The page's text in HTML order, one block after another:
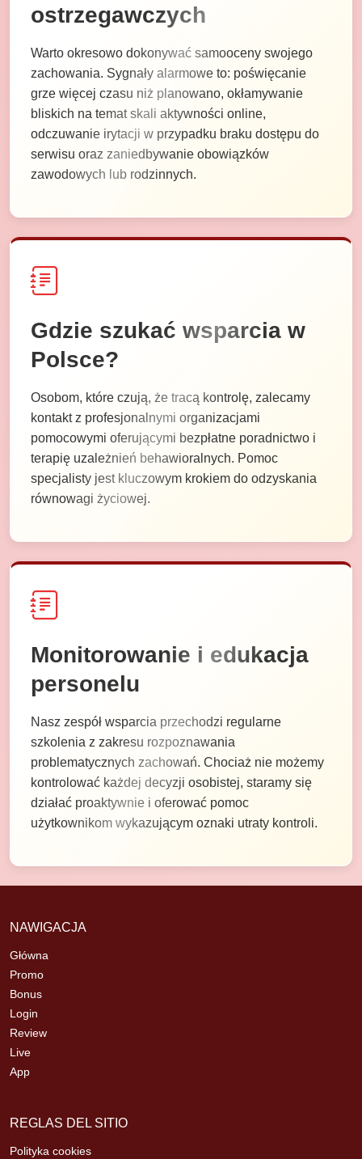
ostrzegawczych
Warto okresowo dokonywać samooceny swojego
zachowania. Sygnały alarmowe to: poświęcanie
grze więcej czasu niż planowano, okłamywanie
bliskich na temat skali aktywności online,
odczuwanie irytacji w przypadku braku dostępu do
serwisu oraz zaniedbywanie obowiązków
zawodowych lub rodzinnych.
Gdzie szukać wsparcia w
Polsce?
Osobom, które czują, że tracą kontrolę, zalecamy
kontakt z profesjonalnymi organizacjami
pomocowymi oferującymi bezpłatne poradnictwo i
terapię uzależnień behawioralnych. Pomoc
specjalisty jest kluczowym krokiem do odzyskania
równowagi życiowej.
Monitorowanie i edukacja
personelu
Nasz zespół wsparcia przechodzi regularne
szkolenia z zakresu rozpoznawania
problematycznych zachowań. Chociaż nie możemy
kontrolować każdej decyzji osobistej, staramy się
działać proaktywnie i oferować pomoc
użytkownikom wykazującym oznaki utraty kontroli.
NAWIGACJA
Główna
Promo
Bonus
Login
Review
Live
App
REGLAS DEL SITIO
Polityka cookies